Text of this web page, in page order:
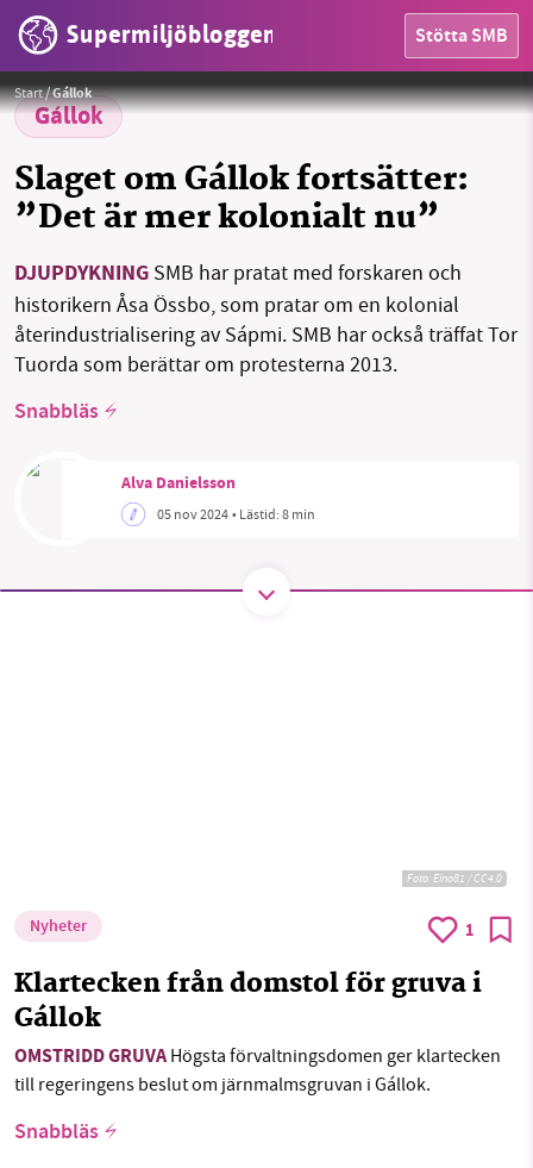
Supermiljöbloggen Stötta SMB
HEM
MILJÖFAKTA
OM OSS
Facebook
Threads LinkedIn
Start/Gállok
Gállok
Slaget om Gállok fortsätter:
”Det är mer kolonialt nu”
DJUPDYKNING SMB har pratat med forskaren och
historikern Åsa Össbo, som pratar om en kolonial
återindustrialisering av Sápmi. SMB har också träffat Tor
Tuorda som berättar om protesterna 2013.
Snabbläs
Alva Danielsson
05 nov 2024• Lästid:8 min
Protester 2013 mot gruvan i Gállok.Foto: Tor Tuorda
Foto: Eino81 / CC4.0
Nyheter 1
Klartecken från domstol för gruva i
Gállok
OMSTRIDD GRUVAHögsta förvaltningsdomen ger klartecken
till regeringens beslut om järnmalmsgruvan i Gállok.
Snabbläs